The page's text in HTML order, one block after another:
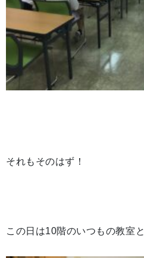
それもそのはず！
この日は10階のいつもの教室と